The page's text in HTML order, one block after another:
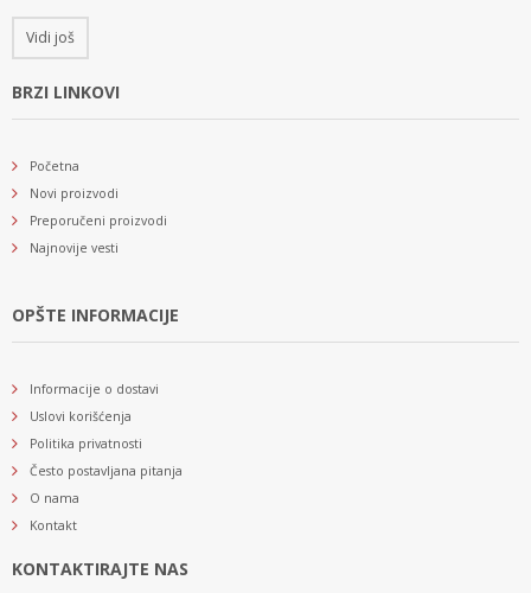
Vidi još
BRZI LINKOVI
Početna
Novi proizvodi
Preporučeni proizvodi
Najnovije vesti
OPŠTE INFORMACIJE
Informacije o dostavi
Uslovi korišćenja
Politika privatnosti
Često postavljana pitanja
O nama
Kontakt
KONTAKTIRAJTE NAS